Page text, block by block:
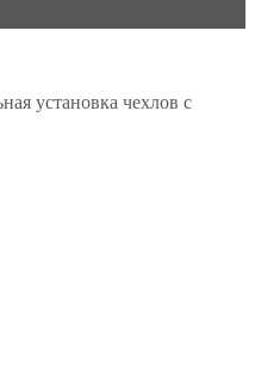
установка чехлов с